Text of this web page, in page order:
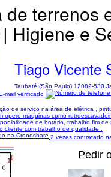
de terrenos
Higiene e
Tiago Vicente
Taubaté (São Paulo) 12082-530
mail verificado
de serviço na área de elétrica ,
opero máquinas como
de horário, trabalho fim de
cliente com trabalho de qualidade .
2 vezes contratado
Pedir